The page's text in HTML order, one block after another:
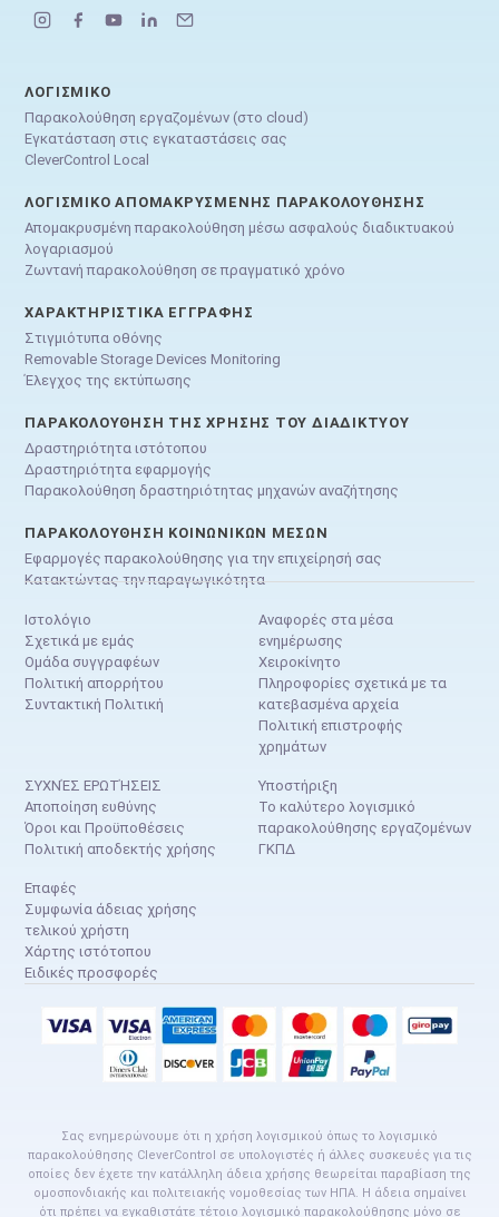
ΛΟΓΙΣΜΙΚΌ
Παρακολούθηση εργαζομένων (στο cloud)
Εγκατάσταση στις εγκαταστάσεις σας
CleverControl Local
ΛΟΓΙΣΜΙΚΌ ΑΠΟΜΑΚΡΥΣΜΈΝΗΣ ΠΑΡΑΚΟΛΟΎΘΗΣΗΣ
Απομακρυσμένη παρακολούθηση μέσω ασφαλούς διαδικτυακού
λογαριασμού
Ζωντανή παρακολούθηση σε πραγματικό χρόνο
ΧΑΡΑΚΤΗΡΙΣΤΙΚΆ ΕΓΓΡΑΦΉΣ
Στιγμιότυπα οθόνης
Removable Storage Devices Monitoring
Έλεγχος της εκτύπωσης
ΠΑΡΑΚΟΛΟΎΘΗΣΗ ΤΗΣ ΧΡΉΣΗΣ ΤΟΥ ΔΙΑΔΙΚΤΎΟΥ
Δραστηριότητα ιστότοπου
Δραστηριότητα εφαρμογής
Παρακολούθηση δραστηριότητας μηχανών αναζήτησης
ΠΑΡΑΚΟΛΟΎΘΗΣΗ ΚΟΙΝΩΝΙΚΏΝ ΜΈΣΩΝ
Εφαρμογές παρακολούθησης για την επιχείρησή σας
Κατακτώντας την παραγωγικότητα
Ιστολόγιο
Σχετικά με εμάς
Ομάδα συγγραφέων
Πολιτική απορρήτου
Συντακτική Πολιτική
Αναφορές στα μέσα
ενημέρωσης
Χειροκίνητο
Πληροφορίες σχετικά με τα
κατεβασμένα αρχεία
Πολιτική επιστροφής
χρημάτων
ΣΥΧΝΈΣ ΕΡΩΤΉΣΕΙΣ
Αποποίηση ευθύνης
Όροι και Προϋποθέσεις
Πολιτική αποδεκτής χρήσης
Υποστήριξη
Το καλύτερο λογισμικό
παρακολούθησης εργαζομένων
ΓΚΠΔ
Επαφές
Συμφωνία άδειας χρήσης
τελικού χρήστη
Χάρτης ιστότοπου
Ειδικές προσφορές
Σας ενημερώνουμε ότι η χρήση λογισμικού όπως το λογισμικό
παρακολούθησης CleverControl σε υπολογιστές ή άλλες συσκευές για τις
οποίες δεν έχετε την κατάλληλη άδεια χρήσης θεωρείται παραβίαση της
ομοσπονδιακής και πολιτειακής νομοθεσίας των ΗΠΑ. Η άδεια σημαίνει
ότι πρέπει να εγκαθιστάτε τέτοιο λογισμικό παρακολούθησης μόνο σε